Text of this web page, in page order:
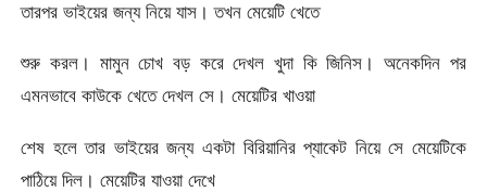
তারপর ভাইয়ের জন্য নিয়ে যাস। তখন মেয়েটি খেতে
শুরু করল। মামুন চোখ বড় করে দেখল খুদা কি জিনিস। অনেকদিন পর
এমনভাবে কাউকে খেতে দেখল সে। মেয়েটির খাওয়া
শেষ হলে তার ভাইয়ের জন্য একটা বিরিয়ানির প্যাকেট নিয়ে সে মেয়েটিকে
পাঠিয়ে দিল। মেয়েটির যাওয়া দেখে